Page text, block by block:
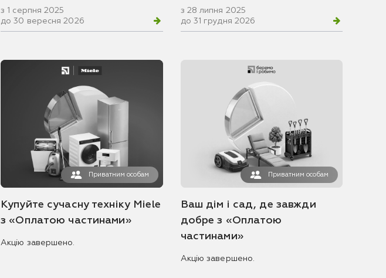
з 1 серпня 2025
до 30 вересня 2026
з 28 липня 2025
до 31 грудня 2026
Приватним особам
Купуйте сучасну техніку Miele
з «Оплатою частинами»
Акцію завершено.
Приватним особам
Ваш дім і сад, де завжди
добре з «Оплатою
частинами»
Акцію завершено.